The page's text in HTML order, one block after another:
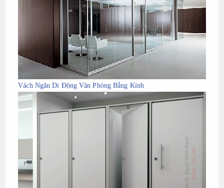
Vách Ngăn Di Động Văn Phòng Bằng Kính